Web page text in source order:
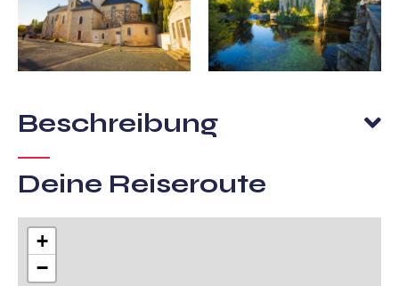
Beschreibung
Deine Reiseroute
+
−